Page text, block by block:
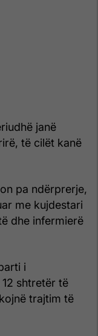
janë
të cilët kanë
pa ndërprerje,
me kujdestari
dhe infermierë
i
shtretër të
trajtim të